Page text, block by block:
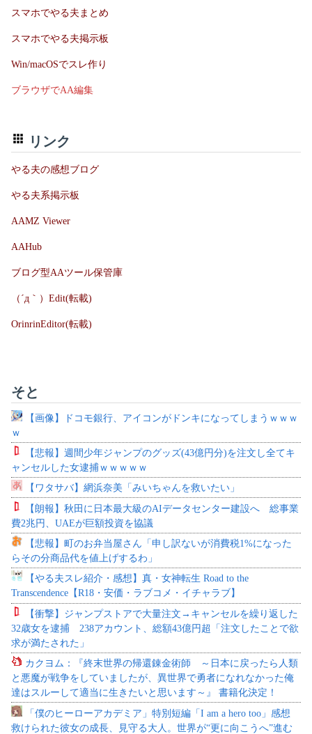
スマホでやる夫まとめ
スマホでやる夫掲示板
Win/macOSでスレ作り
ブラウザでAA編集
リンク
やる夫の感想ブログ
やる夫系掲示板
AAMZ Viewer
AAHub
ブログ型AAツール保管庫
（´д｀）Edit(転載)
OrinrinEditor(転載)
そと
【画像】ドコモ銀行、アイコンがドンキになってしまうｗｗｗ
ｗ
【悲報】週間少年ジャンプのグッズ(43億円分)を注文し全てキ
ャンセルした女逮捕ｗｗｗｗｗ
【ワタサバ】網浜奈美「みいちゃんを救いたい」
【朗報】秋田に日本最大級のAIデータセンター建設へ 総事業
費2兆円、UAEが巨額投資を協議
【悲報】町のお弁当屋さん「申し訳ないが消費税1%になった
らその分商品代を値上げするわ」
【やる夫スレ紹介・感想】真・女神転生 Road to the
Transcendence【R18・安価・ラブコメ・イチャラブ】
【衝撃】ジャンプストアで大量注文→キャンセルを繰り返した
32歳女を逮捕 238アカウント、総額43億円超「注文したことで欲
求が満たされた」
カクヨム：『終末世界の帰還錬金術師 ～日本に戻ったら人類
と悪魔が戦争をしていましたが、異世界で勇者になれなかった俺
達はスルーして適当に生きたいと思います～』 書籍化決定！
「僕のヒーローアカデミア」特別短編「I am a hero too」感想
救けられた彼女の成長、見守る大人。世界が“更に向こうへ”進む